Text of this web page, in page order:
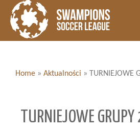
Home » Aktualności » TURNIEJOWE
TURNIEJOWE